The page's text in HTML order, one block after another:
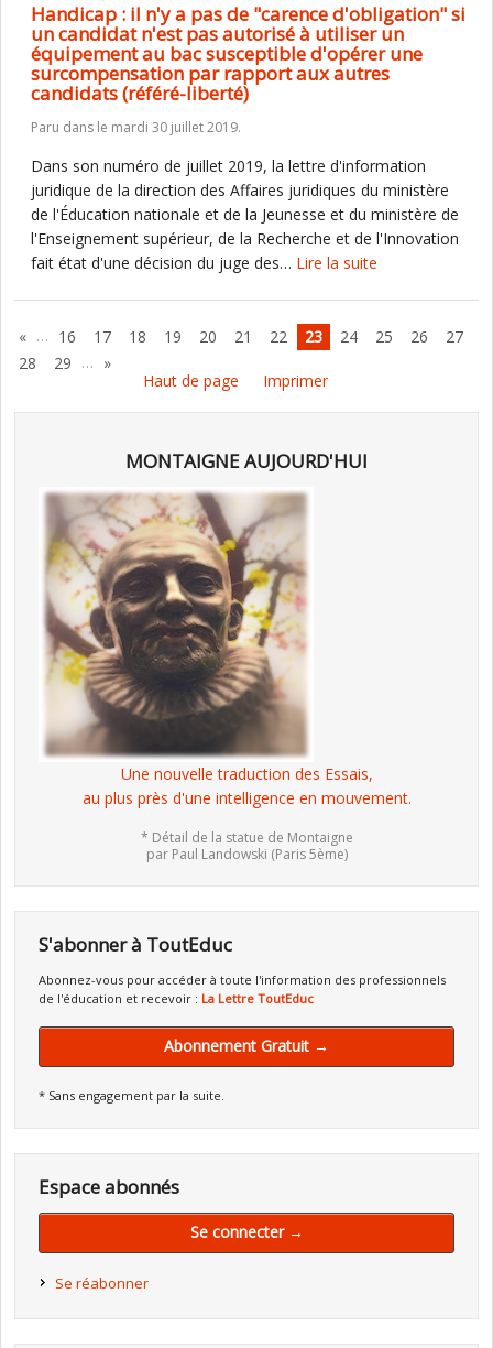
Handicap : il n'y a pas de "carence d'obligation" si
un candidat n'est pas autorisé à utiliser un
équipement au bac susceptible d'opérer une
surcompensation par rapport aux autres
candidats (référé-liberté)
Paru dans le mardi 30 juillet 2019.
Dans son numéro de juillet 2019, la lettre d'information
juridique de la direction des Affaires juridiques du ministère
de l'Éducation nationale et de la Jeunesse et du ministère de
l'Enseignement supérieur, de la Recherche et de l'Innovation
fait état d'une décision du juge des… Lire la suite
« … 16 17 18 19 20 21 22 23 24 25 26
27
28
29 … »
Haut de page
Imprimer
MONTAIGNE AUJOURD'HUI
Une nouvelle traduction des Essais,
au plus près d'une intelligence en mouvement.
* Détail de la statue de Montaigne
par Paul Landowski (Paris 5ème)
S'abonner à ToutEduc
Abonnez-vous pour accéder à toute l'information des professionnels
de l'éducation et recevoir : La Lettre ToutEduc
Abonnement Gratuit →
* Sans engagement par la suite.
Espace abonnés
Se connecter →
Se réabonner